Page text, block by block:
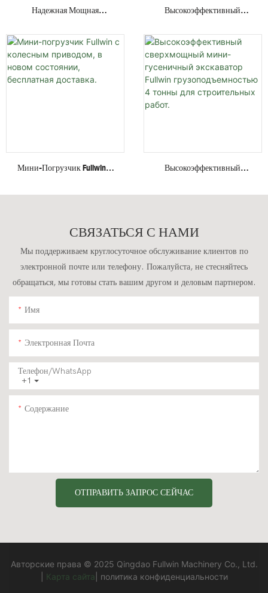
Надежная Мощная
Закрытая Кабина,
Поворотная Стрела, Мини-
Экскаватор
Грузоподъемностью 4
Тонны.
Высокоэффективный
Невидимым Двигателем,
Работающий На Высоких И
Низких Скоростях, На
Стальных Гусеницах,
Грузоподъемностью 4
Тонны.
Мини-Погрузчик Fullwin С
Новом Состоянии,
Высокоэффективный
Гусеничный Экскаватор
Работ.
СВЯЗАТЬСЯ С НАМИ
Мы поддерживаем круглосуточное обслуживание клиентов по
электронной почте или телефону. Пожалуйста, не стесняйтесь
обращаться, мы готовы стать вашим другом и деловым партнером.
Имя
Электронная Почта
+1
Телефон/WhatsApp
Содержание
ОТПРАВИТЬ ЗАПРОС СЕЙЧАС
Авторские права © 2025 Qingdao Fullwin Machinery Co., Ltd.
Карта сайта политика конфиденциальности